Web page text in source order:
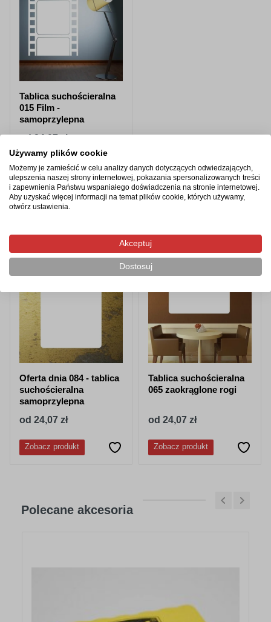
Tablica suchościeralna
015 Film -
samoprzylepna
od 24,07 zł
Zobacz produkt
Oferta dnia 084 - tablica
suchościeralna
samoprzylepna
od 24,07 zł
Zobacz produkt
Tablica suchościeralna
065 zaokrąglone rogi
od 24,07 zł
Zobacz produkt
Polecane akcesoria
Używamy plików cookie
Możemy je zamieścić w celu analizy danych dotyczących odwiedzających,
ulepszenia naszej strony internetowej, pokazania spersonalizowanych treści
i zapewnienia Państwu wspaniałego doświadczenia na stronie internetowej.
Aby uzyskać więcej informacji na temat plików cookie, których używamy,
otwórz ustawienia.
Akceptuj
Dostosuj